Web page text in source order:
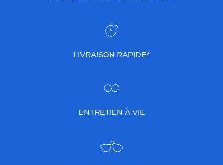
LIVRAISON RAPIDE*
ENTRETIEN À VIE